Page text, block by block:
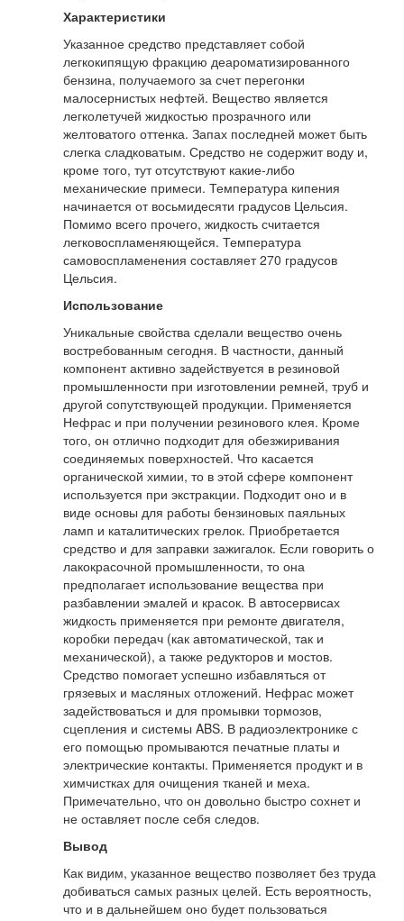
Характеристики
Указанное средство представляет собой
легкокипящую фракцию деароматизированного
бензина, получаемого за счет перегонки
малосернистых нефтей. Вещество является
легколетучей жидкостью прозрачного или
желтоватого оттенка. Запах последней может быть
слегка сладковатым. Средство не содержит воду и,
кроме того, тут отсутствуют какие-либо
механические примеси. Температура кипения
начинается от восьмидесяти градусов Цельсия.
Помимо всего прочего, жидкость считается
легковоспламеняющейся. Температура
самовоспламенения составляет 270 градусов
Цельсия.
Использование
Уникальные свойства сделали вещество очень
востребованным сегодня. В частности, данный
компонент активно задействуется в резиновой
промышленности при изготовлении ремней, труб и
другой сопутствующей продукции. Применяется
Нефрас и при получении резинового клея. Кроме
того, он отлично подходит для обезжиривания
соединяемых поверхностей. Что касается
органической химии, то в этой сфере компонент
используется при экстракции. Подходит оно и в
виде основы для работы бензиновых паяльных
ламп и каталитических грелок. Приобретается
средство и для заправки зажигалок. Если говорить о
лакокрасочной промышленности, то она
предполагает использование вещества при
разбавлении эмалей и красок. В автосервисах
жидкость применяется при ремонте двигателя,
коробки передач (как автоматической, так и
механической), а также редукторов и мостов.
Средство помогает успешно избавляться от
грязевых и масляных отложений. Нефрас может
задействоваться и для промывки тормозов,
сцепления и системы ABS. В радиоэлектронике с
его помощью промываются печатные платы и
электрические контакты. Применяется продукт и в
химчистках для очищения тканей и меха.
Примечательно, что он довольно быстро сохнет и
не оставляет после себя следов.
Вывод
Как видим, указанное вещество позволяет без труда
добиваться самых разных целей. Есть вероятность,
что и в дальнейшем оно будет пользоваться